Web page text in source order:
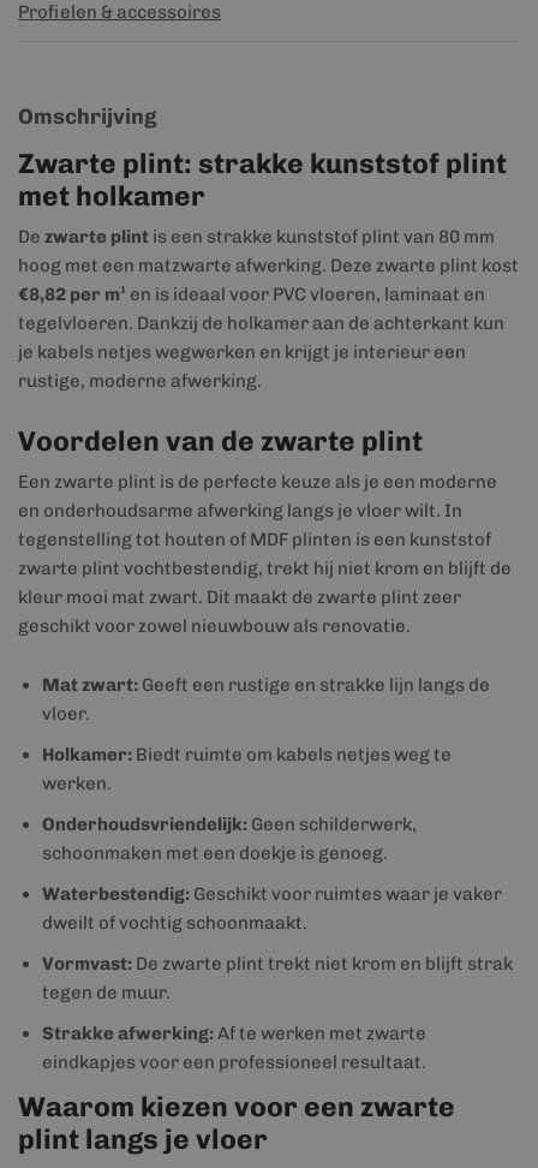
Profielen & accessoires
Omschrijving
Zwarte plint: strakke kunststof plint
met holkamer
De zwarte plint is een strakke kunststof plint van 80 mm
hoog met een matzwarte afwerking. Deze zwarte plint kost
€8,82 per m¹ en is ideaal voor PVC vloeren, laminaat en
tegelvloeren. Dankzij de holkamer aan de achterkant kun
je kabels netjes wegwerken en krijgt je interieur een
rustige, moderne afwerking.
Voordelen van de zwarte plint
Een zwarte plint is de perfecte keuze als je een moderne
en onderhoudsarme afwerking langs je vloer wilt. In
tegenstelling tot houten of MDF plinten is een kunststof
zwarte plint vochtbestendig, trekt hij niet krom en blijft de
kleur mooi mat zwart. Dit maakt de zwarte plint zeer
geschikt voor zowel nieuwbouw als renovatie.
Mat zwart: Geeft een rustige en strakke lijn langs de
vloer.
Holkamer: Biedt ruimte om kabels netjes weg te
werken.
Onderhoudsvriendelijk: Geen schilderwerk,
schoonmaken met een doekje is genoeg.
Waterbestendig: Geschikt voor ruimtes waar je vaker
dweilt of vochtig schoonmaakt.
Vormvast: De zwarte plint trekt niet krom en blijft strak
tegen de muur.
Strakke afwerking:Af te werken met zwarte
eindkapjes voor een professioneel resultaat.
Waarom kiezen voor een zwarte
plint langs je vloer